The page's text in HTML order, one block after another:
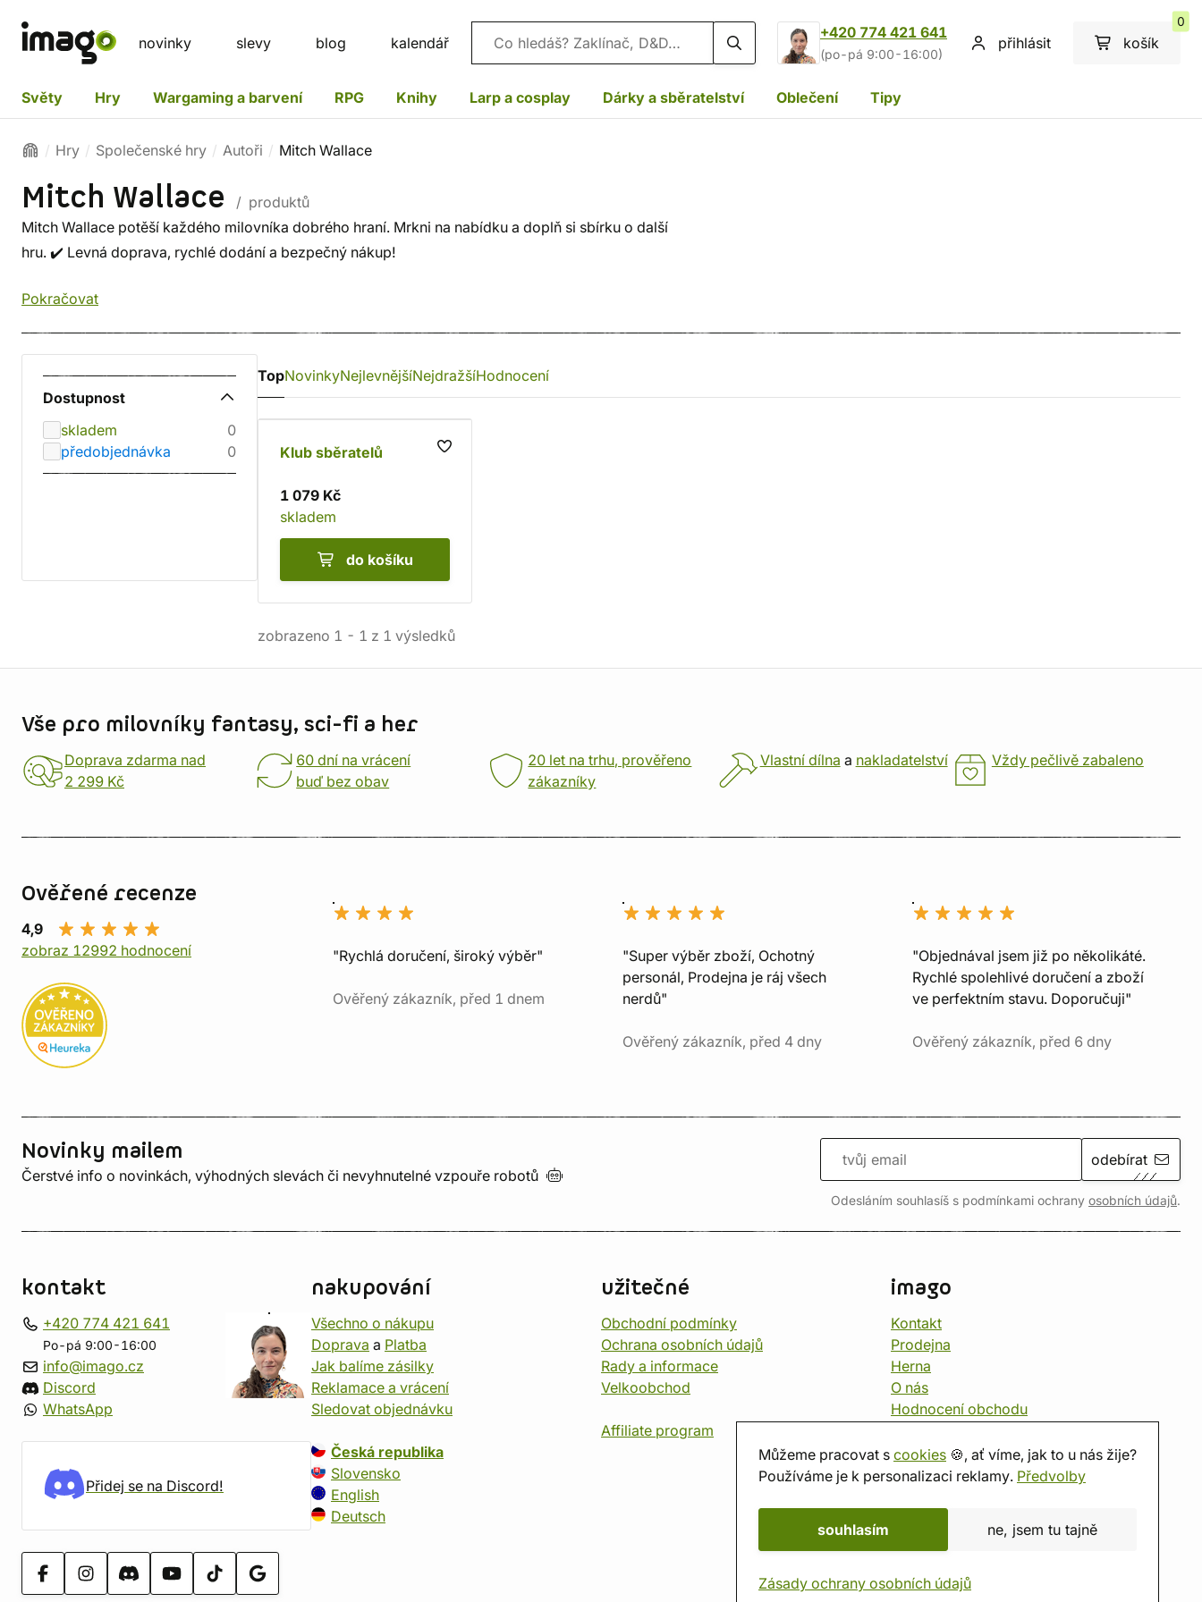
novinky slevy blog kalendář Vyhledávání
+420 774 421 641
(po-pá 9:00-16:00)
přihlásit košík
0
Světy Hry Wargaming a barvení RPG Knihy Larp a cosplay Dárky a sběratelství Oblečení Tipy
Hry Společenské hry Autoři Mitch Wallace
Mitch Wallace
/ produktů
Mitch Wallace potěší každého milovníka dobrého hraní. Mrkni na nabídku a doplň si sbírku o další
hru. ✔️ Levná doprava, rychlé dodání a bezpečný nákup!
Pokračovat
Dostupnost
skladem
0
předobjednávka
0
TopNovinkyNejlevnějšíNejdražšíHodnocení
Klub sběratelů
1 079 Kč
skladem
do košíku
zobrazeno 1 - 1 z 1 výsledků
Můžeme pracovat s cookies 🍪, ať víme, jak to u nás žije?
Používáme je k personalizaci reklamy. Předvolby
souhlasím ne, jsem tu tajně
Zásady ochrany osobních údajů
Vše pro milovníky fantasy, sci-fi a her
Doprava zdarma nad
2 299 Kč
60 dní na vrácení
buď bez obav
20 let na trhu, prověřeno
zákazníky
Vlastní dílna a nakladatelství Vždy pečlivě zabaleno
Ověřené recenze
4,9
zobraz 12992 hodnocení
"Rychlá doručení, široký výběr"
Ověřený zákazník, před 1 dnem
"Super výběr zboží, Ochotný
personál, Prodejna je ráj všech
nerdů"
Ověřený zákazník, před 4 dny
"Objednával jsem již po několikáté.
Rychlé spolehlivé doručení a zboží
ve perfektním stavu. Doporučuji"
Ověřený zákazník, před 6 dny
Novinky mailem
Čerstvé info o novinkách, výhodných slevách či nevyhnutelné vzpouře robotů
odebírat
Odesláním souhlasíš s podmínkami ochrany osobních údajů.
kontakt
+420 774 421 641
Po-pá 9:00-16:00
info@imago.cz
Discord
WhatsApp
Přidej se na Discord!
nakupování
Všechno o nákupu
Doprava a Platba
Jak balíme zásilky
Reklamace a vrácení
Sledovat objednávku
Česká republika
Slovensko
English
Deutsch
užitečné
Obchodní podmínky
Ochrana osobních údajů
Rady a informace
Velkoobchod
Affiliate program
imago
Kontakt
Prodejna
Herna
O nás
Hodnocení obchodu
Kalendář
imago.blog